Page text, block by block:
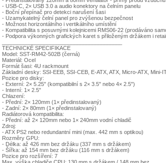
- USB-C, 2× USB 3.0 a audio konektory na čelním panelu
- Boční přepínač pro detekci narušení šasi
- Uzamykatelný čelní panel pro zvýšenou bezpečnost
- Možnost horizontálního i vertikálního umístění
- Kompatibilita s posuvnými kolejnicemi RMS06-22 (prodáváno
- Podpora výkonných grafických karet s přiloženým držákem i
TECHNICKÉ SPECIFIKACE
Model: SST-RM42-502B (černá)
Materiál: Ocel
Formát šasi: 4U rackmount
Základní desky: SSI-EEB, SSI-CEB, E-ATX, ATX, Micro-ATX, Mini-
Pozice pro disky:
- Externí: 2× 5.25" (kompatibilní s 2× 3.5" nebo 4× 2.5")
- Interní: 1× 2.5"
Chlazení:
- Přední: 2× 120mm (1× předinstalovaný)
- Zadní: 2× 80mm (1× předinstalovaný)
Radiátorová kompatibilita:
- Přední: až 2× 120mm nebo 1× 240mm vodní chladič
Zdroj:
- ATX PS2 nebo redundantní mini (max. 442 mm s optikou)
Rozměry GPU:
- Délka: až 426 mm bez držáku (337 mm s držákem)
- Šířka: až 154 mm bez držáku (116 mm s držákem)
Pozice pro rozšíření: 7